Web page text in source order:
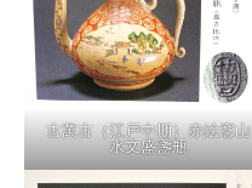
古萬古（江戸中期）赤絵窓山
水文盛盞瓶